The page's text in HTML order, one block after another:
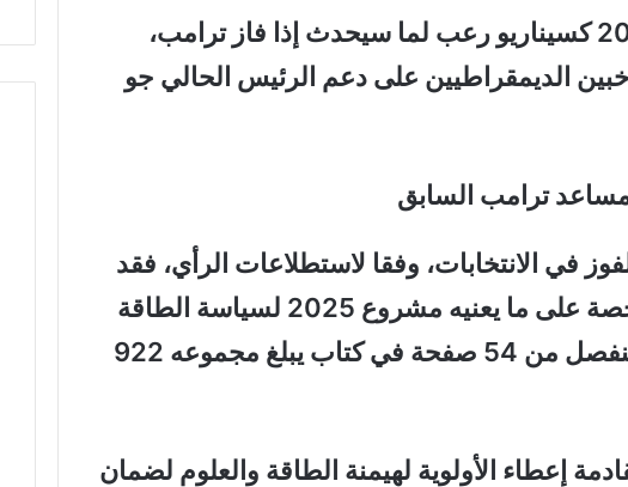
يرى الديمقراطيون مشروع 2025 كسيناريو رعب لما سيحدث إذا فاز ترامب،
الديمقراطيين على دعم الرئيس الحالي جو
ترامب السابق
في الانتخابات، وفقا لاستطلاعات الرأي، فقد
ألقت EnergiWatch نظرة فاحصة على ما يعنيه مشروع 2025 لسياسة الطاقة
الأمريكية. تم وصفه في فصل منفصل من 54 صفحة في كتاب يبلغ مجموعه 922
إعطاء الأولوية لهيمنة الطاقة والعلوم لضمان